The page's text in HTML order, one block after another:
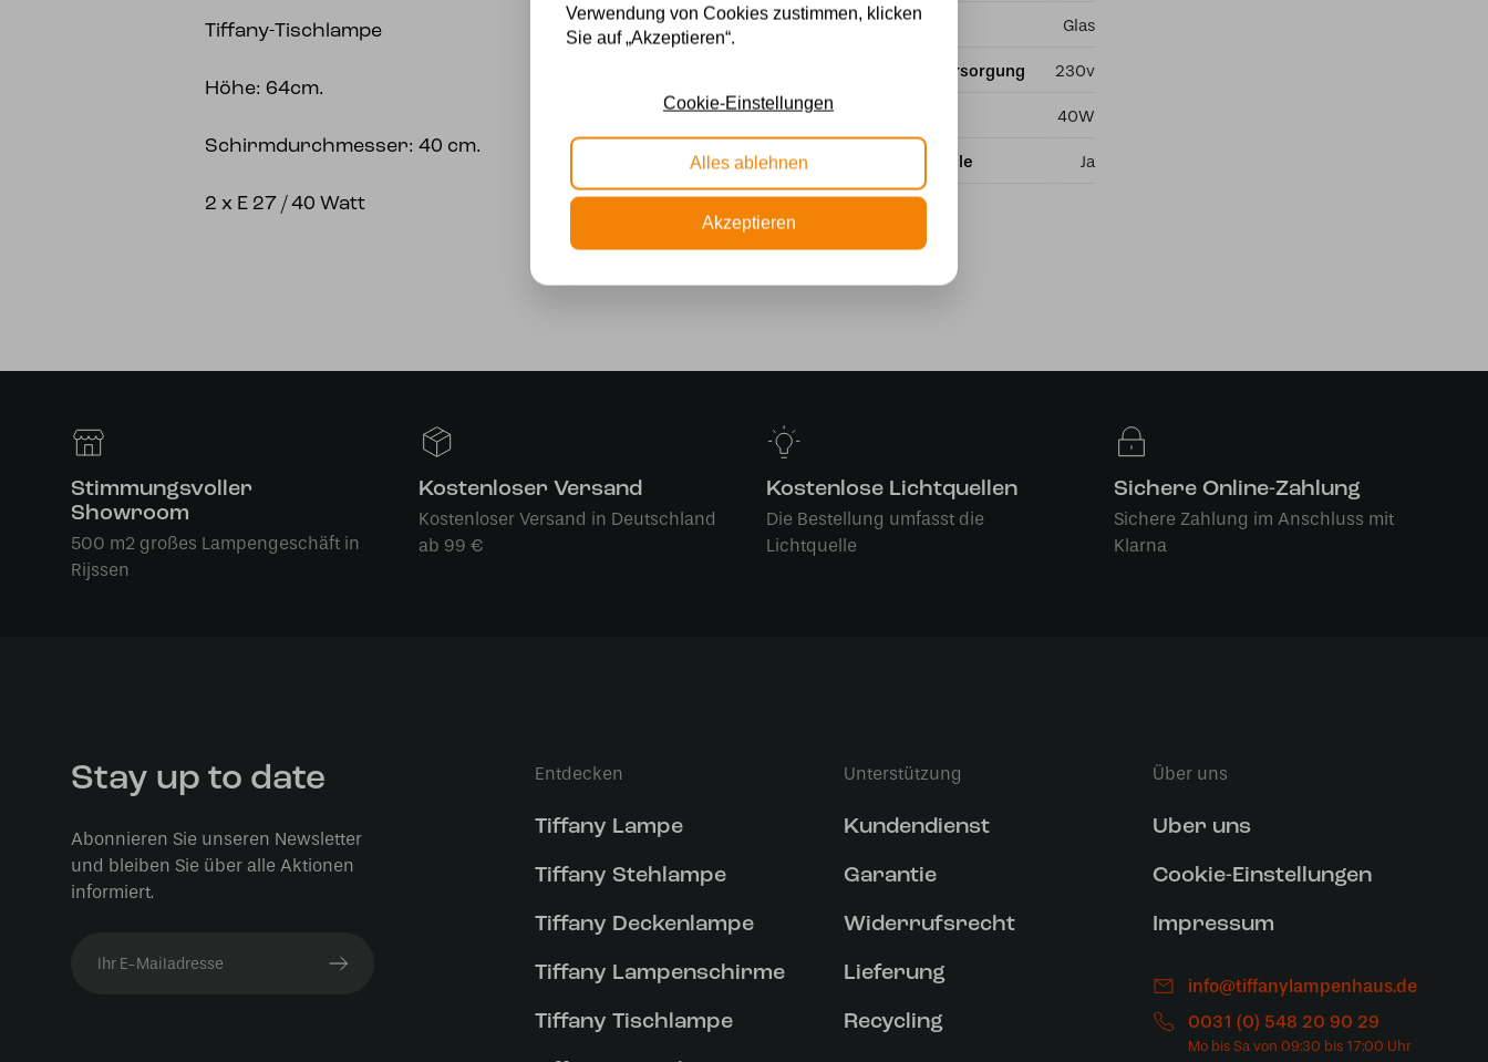
Tiffany-Tischlampe
Höhe: 64cm.
Schirmdurchmesser: 40 cm.
2 x E 27 / 40 Watt
Material Glas
Stromversorgung 230v
40W
Lichtquelle Ja
Stimmungsvoller
Showroom
500 m2 großes Lampengeschäft in
Rijssen
Kostenloser Versand
Kostenloser Versand in Deutschland
ab 99 €
Kostenlose Lichtquellen
Die Bestellung umfasst die
Lichtquelle
Sichere Online-Zahlung
Sichere Zahlung im Anschluss mit
Klarna
Stay up to date
Abonnieren Sie unseren Newsletter
und bleiben Sie über alle Aktionen
informiert.
Entdecken
Tiffany Lampe
Tiffany Stehlampe
Tiffany Deckenlampe
Tiffany Lampenschirme
Tiffany Tischlampe
Unterstützung
Kundendienst
Garantie
Widerrufsrecht
Lieferung
Recycling
Über uns
Uber uns
Cookie-Einstellungen
Impressum
info@tiffanylampenhaus.de
0031 (0) 548 20 90 29
Verwendung von Cookies zustimmen, klicken
Sie auf „Akzeptieren“.
Cookie-Einstellungen
Alles ablehnen
Akzeptieren